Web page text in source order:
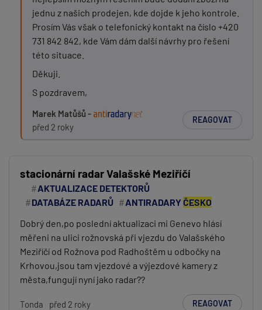
jednu z našich prodejen, kde dojde k jeho kontrole.
Prosím Vás však o telefonický kontakt na číslo +420
731 842 842, kde Vám dám další návrhy pro řešení
této situace.
Děkuji.
S pozdravem,
Marek Matůšů -
před 2 roky
REAGOVAT
stacionární radar Valašské Meziříčí
AKTUALIZACE DETEKTORŮ
DATABÁZE RADARŮ
ANTIRADARYČESKO
Dobrý den,po poslední aktualizaci mi Genevo hlásí
měřeni na ulici rožnovská při vjezdu do Valašského
Meziříčí od Rožnova pod Radhoštěm u odbočky na
Krhovou,jsou tam vjezdové a výjezdové kamery z
města,fungují nyní jako radar??
Tonda před 2 roky REAGOVAT